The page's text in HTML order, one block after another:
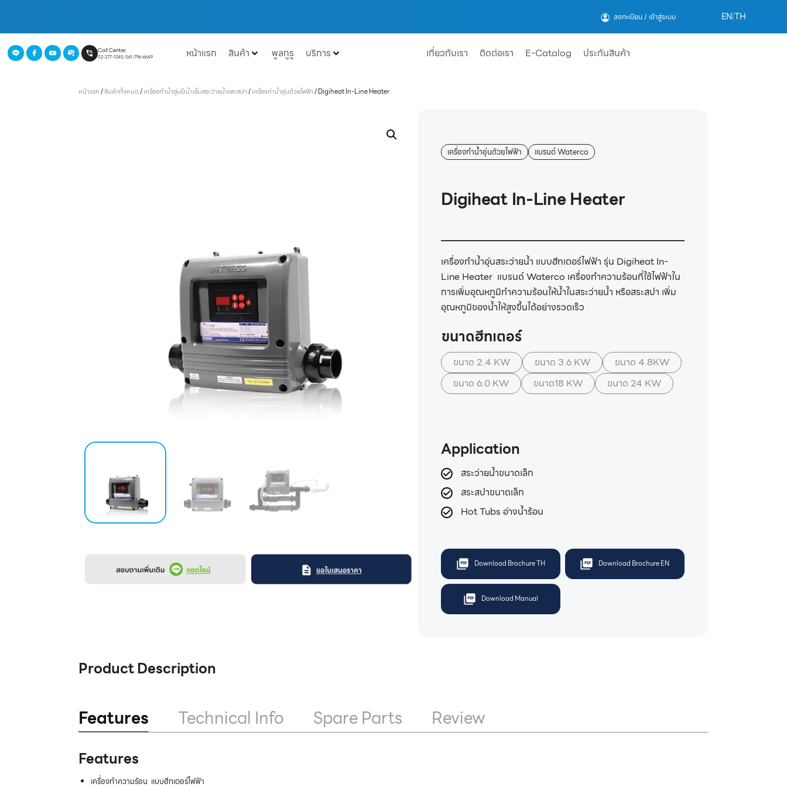
ลงทะเบียน / เข้าสู่ระบบ EN|TH
Call Center
02-277-1345, 061-796-6649 หน้าแรก สินค้า พูลกูรู บริการ เกี่ยวกับเรา ติดต่อเรา E-Catalog ประกันสินค้า
หน้าแรก/สินค้าทั้งหมด/เครื่องทำน้ำอุ่น&น้ำเย็นสระว่ายน้ำและสปา/เครื่องทำน้ำอุ่นด้วยไฟฟ้า/Digiheat In-Line Heater
เครื่องทำน้ำอุ่นด้วยไฟฟ้า แบรนด์ Waterco
Digiheat In-Line Heater
เครื่องทำน้ำอุ่นสระว่ายน้ำ แบบฮีทเตอร์ไฟฟ้า รุ่น Digiheat In-
Line Heater แบรนด์ Waterco เครื่องทำความร้อนที่ใช้ไฟฟ้าใน
การเพิ่มอุณหภูมิทำความร้อนให้น้ำในสระว่ายน้ำ หรือสระสปา เพิ่ม
อุณหภูมิของน้ำให้สูงขึ้นได้อย่างรวดเร็ว
ขนาดฮีทเตอร์
ขนาด 2.4 KW ขนาด 3.6 KW
ขนาด 4.8KW
ขนาด 6.0 KW
ขนาด18 KW ขนาด 24 KW
Application
สระว่ายน้ำขนาดเล็ก
สระสปาขนาดเล็ก
Hot Tubs อ่างน้ำร้อน
Download Brochure TH Download Brochure EN
Download Manual
Product Description
Features Technical Info Spare Parts Review
Features
เครื่องทำความร้อน แบบฮีทเตอร์ไฟฟ้า